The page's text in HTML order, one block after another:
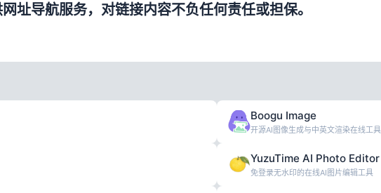
址导航服务，对链接内容不负任何责任或担保。
Boogu Image
开源AI图像生成与中英文渲染在线工具
YuzuTime AI Photo Editor
免登录无水印的在线AI图片编辑工具